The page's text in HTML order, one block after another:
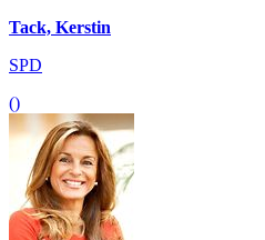
Tack, Kerstin
SPD
()